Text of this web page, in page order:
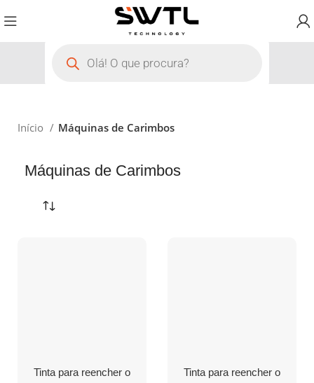
Início Máquinas de Carimbos
Máquinas de Carimbos
Tinta para reencher o
Tinta para reencher o